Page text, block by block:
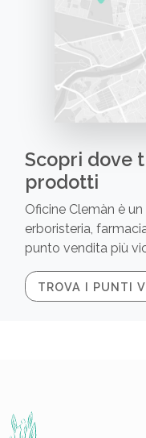
Scopri dove
prodotti
Oficine Clemàn è
erboristeria,
punto vendita più
TROVA I PUNTI